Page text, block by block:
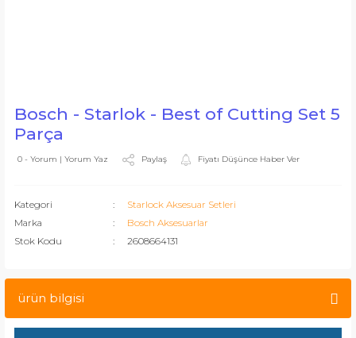
Bosch - Starlok - Best of Cutting Set 5
Parça
0 - Yorum | Yorum Yaz Paylaş Fiyatı Düşünce Haber Ver
Kategori
Starlock Aksesuar Setleri
Marka
Bosch Aksesuarlar
Stok Kodu
2608664131
ürün bilgisi